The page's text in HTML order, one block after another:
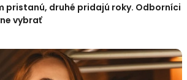
pristanú, druhé pridajú roky. Odborníci
vybrať